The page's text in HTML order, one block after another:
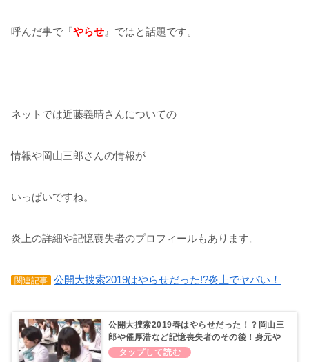
呼んだ事で『やらせ 』ではと話題です。
ネットでは近藤義晴さんについての
情報や岡山三郎さんの情報が
いっぱいですね。
炎上の詳細や記憶喪失者のプロフィールもあります。
関連記事 公開大捜索2019はやらせだった!?炎上でヤバい！
公開大捜索2019春はやらせだった！？岡山三
郎や催厚浩など記憶喪失者のその後！身元や
解決して見つかった人は？